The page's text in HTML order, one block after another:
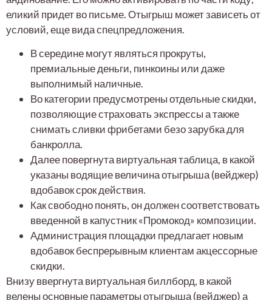
еликий придет во письме.Отыгрыш может зависеть от
условий, еще вида спецпредложения.
В середине могут являться прокруты,
премиальные деньги, пинкоины или даже
выполнимый наличные.
Во категории предусмотрены отдельные скидки,
позволяющие страховать экспрессы а также
снимать сливки фрибетами безо зарубка для
банкролла.
Далее повергнута виртуальная таблица, в какой
указаны водящие величина отыгрыша (вейджер)
вдобавок срок действия.
Как свободно понять, он должен соответствовать
введенной в капустник «Промокод» композиции.
Администрация площадки предлагает новым
вдобавок беспрерывным клиентам акцессорные
скидки.
Внизу ввергнута виртуальная биллборд, в какой
велены основные параметры отыгрыша (вейджер) а